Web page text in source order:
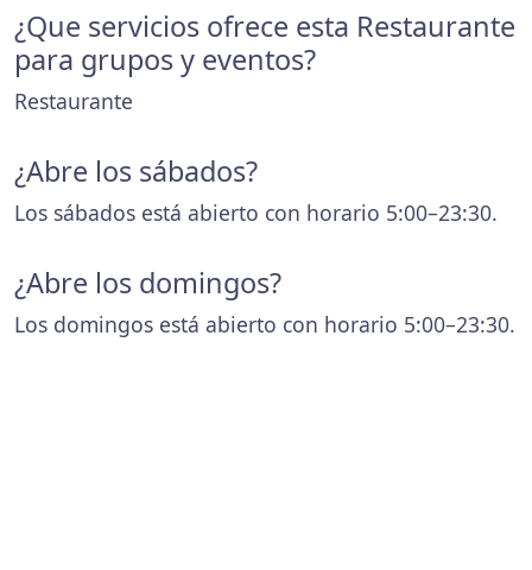
¿Que servicios ofrece esta Restaurante
para grupos y eventos?
Restaurante
¿Abre los sábados?
Los sábados está abierto con horario 5:00–23:30.
¿Abre los domingos?
Los domingos está abierto con horario 5:00–23:30.